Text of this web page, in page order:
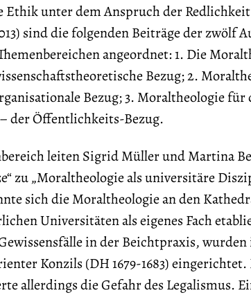
Ethik unter dem Anspruch der
sind die folgenden Beiträge der zwölf
angeordnet: 1. Die
Bezug; 2.
Bezug; 3. Moraltheologie für
der Öffentlichkeits-Bezug.
leiten Sigrid Müller und Martina
zu „Moraltheologie als universitäre
sich die Moraltheologie an den
Universitäten als eigenes Fach
in der Beichtpraxis,
Konzils (DH 1679-1683)
allerdings die Gefahr des Legalismus.